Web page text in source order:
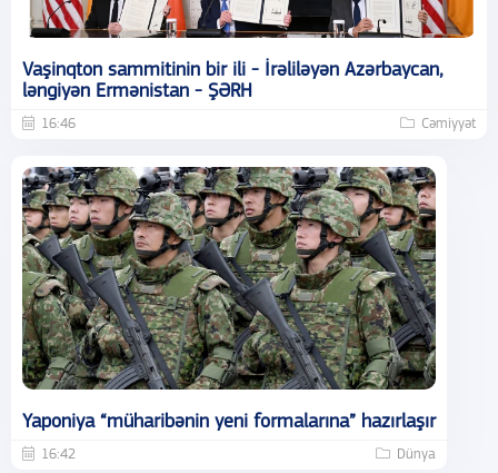
Vaşinqton sammitinin bir ili - İrəliləyən Azərbaycan,
ləngiyən Ermənistan - ŞƏRH
16:46 Cəmiyyət
Yaponiya “müharibənin yeni formalarına” hazırlaşır
16:42 Dünya